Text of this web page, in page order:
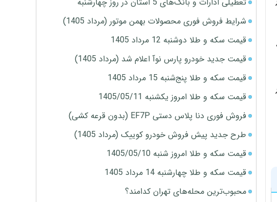
شرایط فروش فوری محصولات بهمن موتور (مرداد 1405)
قیمت سکه و طلا دوشنبه 12 مرداد 1405
قیمت جدید خودرو پارس نوآ اعلام شد (مرداد 1405)
قیمت سکه و طلا پنج‌شنبه 15 مرداد 1405
قیمت سکه و طلا امروز یکشنبه 1405/05/11
فروش فوری دنا پلاس دستی EF7P (بدون قرعه کشی)
طرح جدید پیش فروش خودرو کوییک (مرداد 1405)
قیمت سکه و طلا امروز شنبه 1405/05/10
قیمت سکه و طلا چهارشنبه 14 مرداد 1405
محبوب‌ترین محله‌های تهران کدامند؟